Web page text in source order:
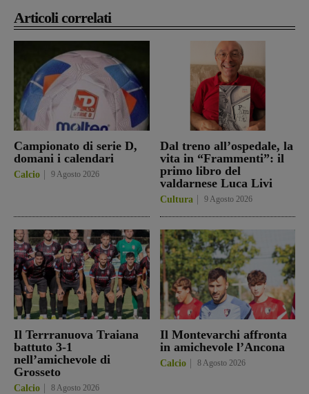
Articoli correlati
Campionato di serie D,
domani i calendari
Calcio 9 Agosto 2026
Dal treno all’ospedale, la
vita in “Frammenti”: il
primo libro del
valdarnese Luca Livi
Cultura 9 Agosto 2026
Il Terrranuova Traiana
battuto 3-1
nell’amichevole di
Grosseto
Calcio 8 Agosto 2026
Il Montevarchi affronta
in amichevole l’Ancona
Calcio 8 Agosto 2026